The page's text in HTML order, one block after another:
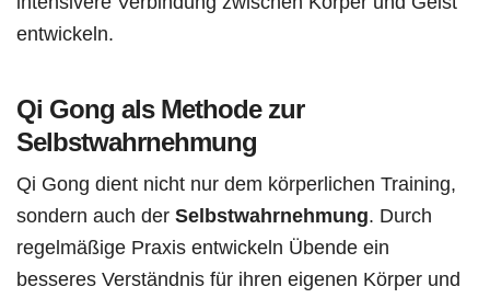
entwickeln.
Qi Gong als Methode zur
Selbstwahrnehmung
Qi Gong dient nicht nur dem körperlichen Training,
sondern auch der Selbstwahrnehmung. Durch
regelmäßige Praxis entwickeln Übende ein
besseres Verständnis für ihren eigenen Körper und